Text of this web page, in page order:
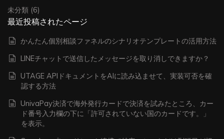
未分類 (6)
最近投稿されたページ
かんたん個別相談ファネルのシナリオテンプレートの活用方法
LINEチャットで送信したメッセージを取り消しできますか？
UTAGE APIドキュメントをAIに読み込ませて、実装可否を確
認する方法
UnivaPay決済で海外発行カードで決済を試みたところ、カー
ド番号入力欄の下に「許可されていない国のカードです。」
を表示。